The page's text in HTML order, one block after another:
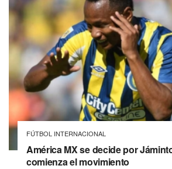
FÚTBOL INTERNACIONAL
América MX se decide por
comienza el movimiento